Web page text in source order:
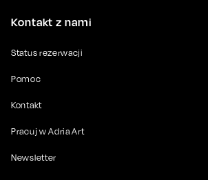
Kontakt z nami
Status rezerwacji
Pomoc
Kontakt
Pracuj w Adria Art
Newsletter